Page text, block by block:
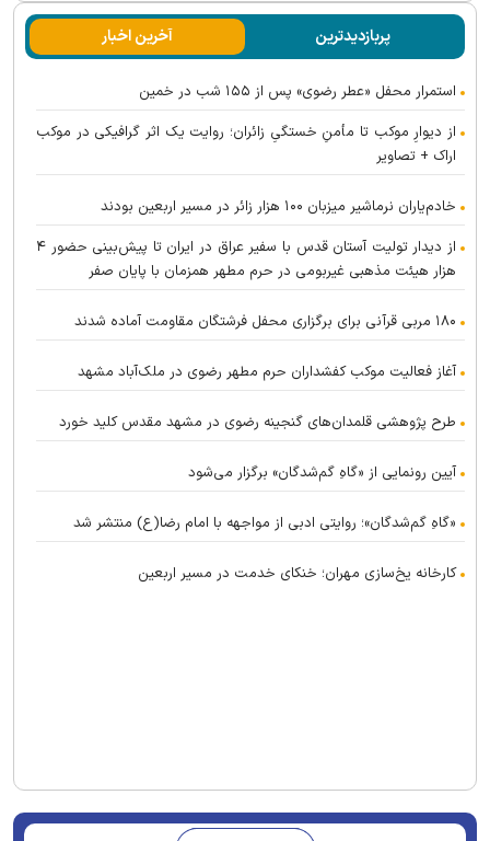
پربازدیدترین آخرین اخبار
استمرار محفل «عطر رضوی» پس از ۱۵۵ شب در خمین
از دیوارِ موکب تا مأمنِ خستگیِ زائران؛ روایت یک اثر گرافیکی در موکب
اراک + تصاویر
خادم‌یاران نرماشیر میزبان ۱۰۰ هزار زائر در مسیر اربعین بودند
از دیدار تولیت آستان قدس با سفیر عراق در ایران تا پیش‌بینی حضور ۴
هزار هیئت مذهبی غیربومی در حرم مطهر همزمان با پایان صفر
۱۸۰ مربی قرآنی برای برگزاری محفل فرشتگان مقاومت آماده شدند
آغاز فعالیت موکب کفشداران حرم مطهر رضوی در ملک‌آباد مشهد
طرح پژوهشی قلمدان‌های گنجینه رضوی در مشهد مقدس کلید خورد
آیین رونمایی از «گاهِ گم‌شدگان» برگزار می‌شود
«گاهِ گم‌شدگان»؛ روایتی ادبی از مواجهه با امام رضا(ع) منتشر شد
کارخانه یخ‌سازی مهران؛ خنکای خدمت در مسیر اربعین